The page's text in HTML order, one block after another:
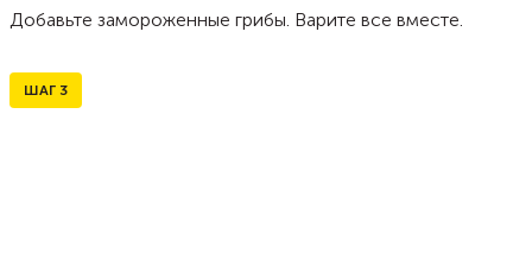
Добавьте замороженные грибы. Варите все вместе.
ШАГ 3